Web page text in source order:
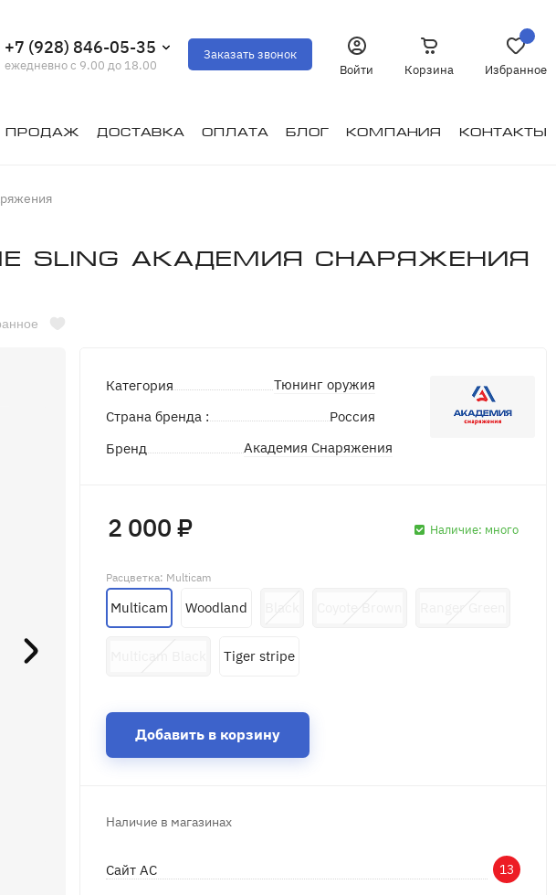
+7 (928) 846-05-35
ежедневно с 9.00 до 18.00
Заказать звонок
Войти
Корзина Избранное
продаж Доставка Оплата Блог Компания Контакты
sling Академия Снаряжения
Категория
Тюнинг оружия
Страна бренда :
Россия
Бренд
Академия Снаряжения
Расцветка: Multicam
Multicam Woodland
Tiger stripe
2 000 ₽ Наличие: много
Добавить в корзину
Наличие в магазинах
Сайт АС 13